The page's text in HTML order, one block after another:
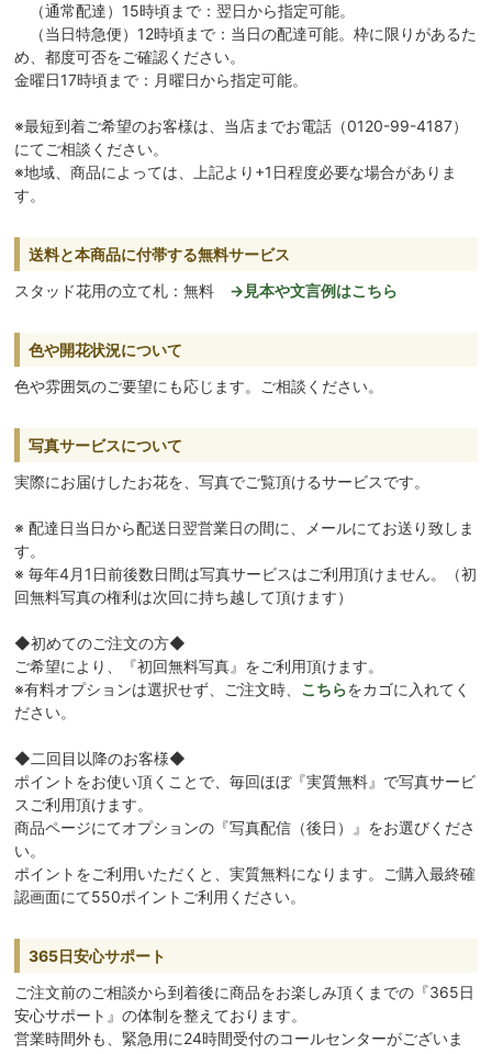
（通常配達）15時頃まで：翌日から指定可能。
（当日特急便）12時頃まで：当日の配達可能。枠に限りがあるた
め、都度可否をご確認ください。
金曜日17時頃まで：月曜日から指定可能。
※最短到着ご希望のお客様は、当店までお電話（0120-99-4187）
にてご相談ください。
※地域、商品によっては、上記より+1日程度必要な場合がありま
す。
送料と本商品に付帯する無料サービス
スタッド花用の立て札：無料 →見本や文言例はこちら
色や開花状況について
色や雰囲気のご要望にも応じます。ご相談ください。
写真サービスについて
実際にお届けしたお花を、写真でご覧頂けるサービスです。
※ 配達日当日から配送日翌営業日の間に、メールにてお送り致しま
す。
※ 毎年4月1日前後数日間は写真サービスはご利用頂けません。（初
回無料写真の権利は次回に持ち越して頂けます）
◆初めてのご注文の方◆
ご希望により、『初回無料写真』をご利用頂けます。
※有料オプションは選択せず、ご注文時、 こちらをカゴに入れてく
ださい。
◆二回目以降のお客様◆
ポイントをお使い頂くことで、毎回ほぼ『実質無料』で写真サービ
スご利用頂けます。
商品ページにてオプションの『写真配信（後日）』をお選びくださ
い。
ポイントをご利用いただくと、実質無料になります。ご購入最終確
認画面にて550ポイントご利用ください。
365日安心サポート
ご注文前のご相談から到着後に商品をお楽しみ頂くまでの『365日
安心サポート』の体制を整えております。
営業時間外も、緊急用に24時間受付のコールセンターがございま